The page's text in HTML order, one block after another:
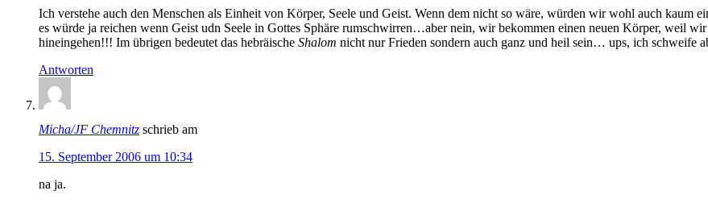
Ich verstehe auch den Menschen als Einheit von Körper, Seele und Geist. Wenn dem nicht so wäre, würden wir wohl auch kaum
es würde ja reichen wenn Geist udn Seele in Gottes Sphäre rumschwirren…aber nein, wir bekommen einen neuen Körper, weil
hineingehen!!! Im übrigen bedeutet das hebräische Shalom nicht nur Frieden sondern auch ganz und heil sein… ups, ich schweife
Antworten
Micha/JF Chemnitz schrieb am
15. September 2006 um 10:34
na ja.